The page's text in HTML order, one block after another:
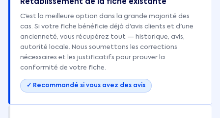
Rétablissement de la fiche existante
C'est la meilleure option dans la grande majorité des
cas. Si votre fiche bénéficie déjà d'avis clients et d'une
ancienneté, vous récupérez tout — historique, avis,
autorité locale. Nous soumettons les corrections
nécessaires et les justificatifs pour prouver la
conformité de votre fiche.
✓ Recommandé si vous avez des avis